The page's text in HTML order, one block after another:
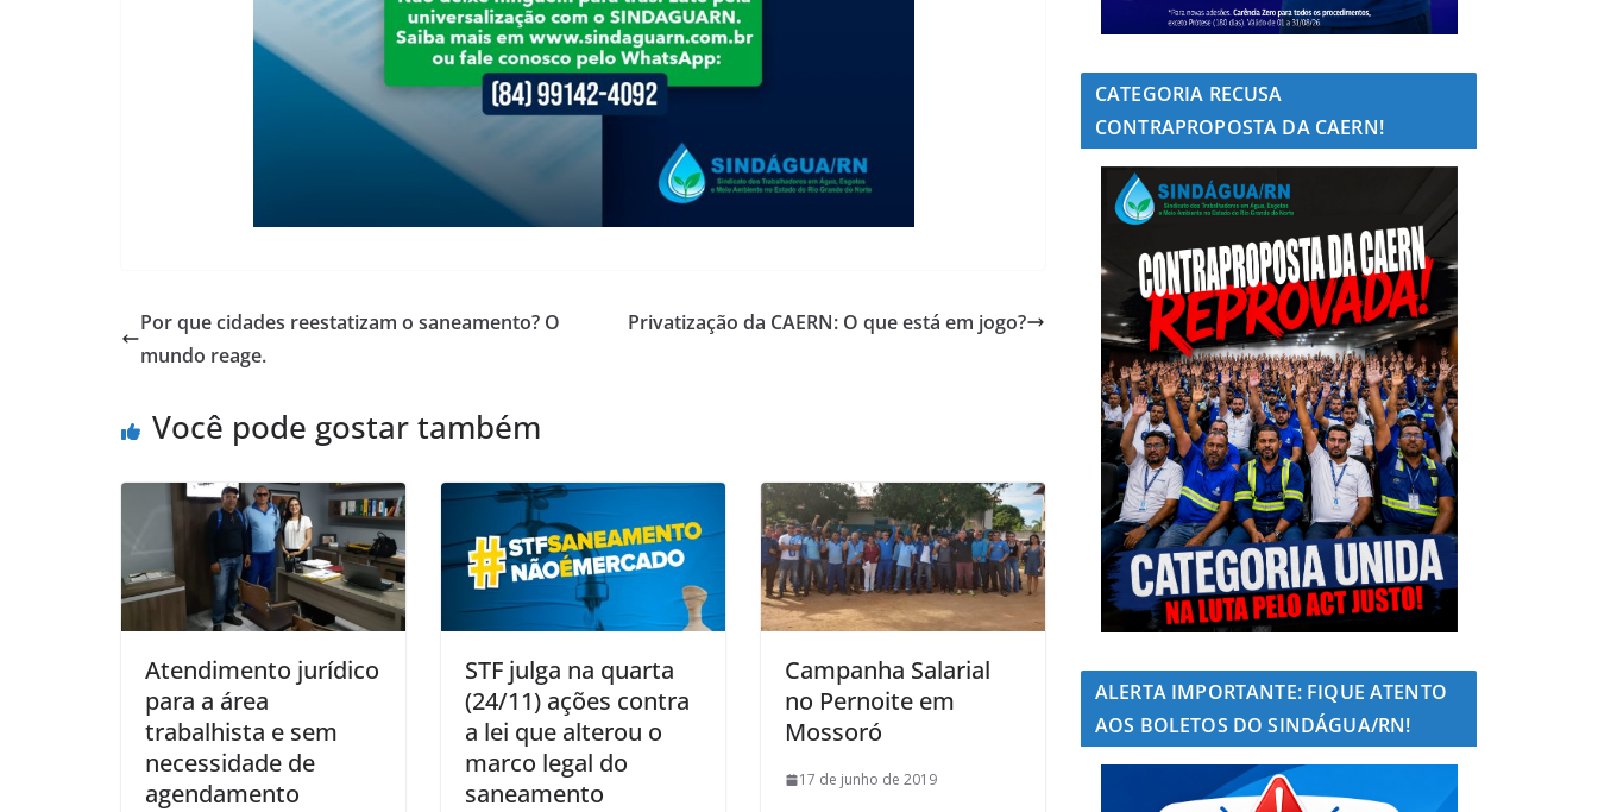
Por que cidades reestatizam o saneamento? O
mundo reage.
Privatização da CAERN: O que está em jogo?
Você pode gostar também
Atendimento jurídico
para a área
trabalhista e sem
necessidade de
agendamento
STF julga na quarta
(24/11) ações contra
a lei que alterou o
marco legal do
saneamento
Campanha Salarial
no Pernoite em
Mossoró
17 de junho de 2019
CATEGORIA RECUSA
CONTRAPROPOSTA DA CAERN!
ALERTA IMPORTANTE: FIQUE ATENTO
AOS BOLETOS DO SINDÁGUA/RN!